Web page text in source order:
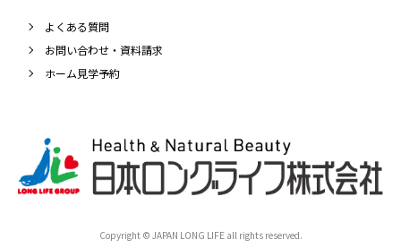
よくある質問
お問い合わせ・資料請求
ホーム見学予約
Copyright © JAPAN LONG LIFE all rights reserved.